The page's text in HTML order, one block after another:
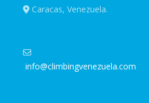
Caracas, Venezuela.
info@climbingvenezuela.com